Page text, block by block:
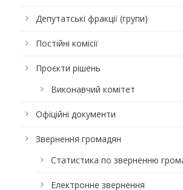
Депутатські фракції (групи)
Постійні комісії
Проєкти рішень
Виконавчий комітет
Офіційні документи
Звернення громадян
Статистика по зверненню
Електронне звернення